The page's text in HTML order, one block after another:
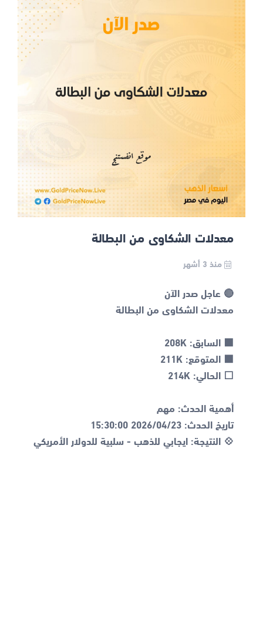
معدلات الشكاوى من البطالة
منذ 3 أشهر
💠 النتيجة: ايجابي للذهب - سلبية للدولار الأمريكي